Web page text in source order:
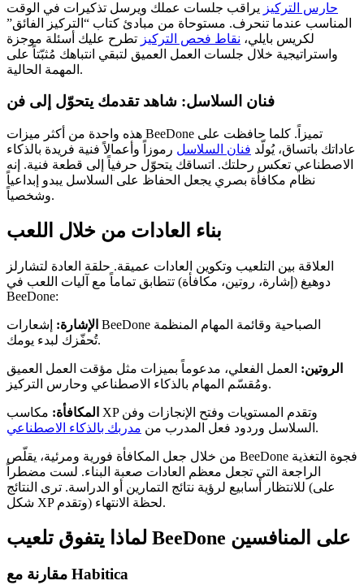
حارس التركيز يراقب جلسات عملك ويرسل تذكيرات في الوقت
المناسب عندما تنحرف. مستوحاة من مبادئ كتاب “التركيز الفائق”
لكريس بايلي، نقاط فحص التركيز تطرح عليك أسئلة موجزة
واستراتيجية خلال جلسات العمل العميق لتبقي انتباهك مُثبّتاً على
المهمة الحالية.
فنان السلاسل: شاهد تقدمك يتحوّل إلى فن
هذه واحدة من أكثر ميزات BeeDone تميزاً. كلما حافظت على
عاداتك باتساق، يُولّد فنان السلاسل رموزاً وأعمالاً فنية فريدة بالذكاء
الاصطناعي تعكس رحلتك. اتساقك يتحوّل حرفياً إلى قطعة فنية. إنه
نظام مكافأة بصري يجعل الحفاظ على السلاسل يبدو إبداعياً
وشخصياً.
بناء العادات من خلال اللعب
العلاقة بين التلعيب وتكوين العادات عميقة. حلقة العادة لتشارلز
دوهيغ (إشارة، روتين، مكافأة) تتطابق تماماً مع آليات اللعب في
BeeDone:
الإشارة: إشعارات BeeDone الصباحية وقائمة المهام المنظمة
تُحفّزك لبدء يومك.
الروتين: العمل الفعلي، مدعوماً بميزات مثل مؤقت العمل العميق
ومُقسّم المهام بالذكاء الاصطناعي وحارس التركيز.
المكافأة: مكاسب XP وتقدم المستويات وفتح الإنجازات وفن
السلاسل وردود فعل المدرب من مدربك بالذكاء الاصطناعي .
من خلال جعل المكافأة فورية ومرئية، يقلّص BeeDone فجوة التغذية
الراجعة التي تجعل معظم العادات صعبة البناء. لست مضطراً
للانتظار أسابيع لرؤية نتائج التمارين أو الدراسة. ترى النتائج (على
شكل XP وتقدم) لحظة الانتهاء.
لماذا يتفوق تلعيب BeeDone على المنافسين
مقارنة مع Habitica